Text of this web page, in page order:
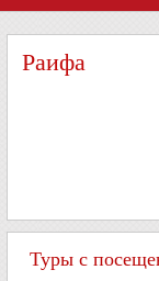
Раифа
Туры с